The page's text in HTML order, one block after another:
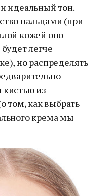
идеальный тон.
пальцами (при
кожей оно
легче
но распределять
из
том, как выбрать
крема мы